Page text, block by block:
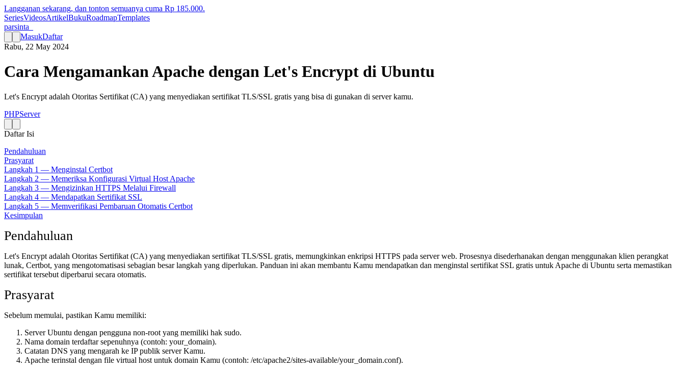
Langganan sekarang, dan tonton semuanya cuma Rp 185.000.
SeriesVideosArtikelBukuRoadmapTemplates
parsinta_
MasukDaftar
Rabu, 22 May 2024
Cara Mengamankan Apache dengan Let's Encrypt di Ubuntu
Let's Encrypt adalah Otoritas Sertifikat (CA) yang menyediakan sertifikat TLS/SSL gratis yang bisa di gunakan di server kamu.
PHPServer
Daftar Isi
Pendahuluan
Prasyarat
Langkah 1 — Menginstal Certbot
Langkah 2 — Memeriksa Konfigurasi Virtual Host Apache
Langkah 3 — Mengizinkan HTTPS Melalui Firewall
Langkah 4 — Mendapatkan Sertifikat SSL
Langkah 5 — Memverifikasi Pembaruan Otomatis Certbot
Kesimpulan
Pendahuluan
Let's Encrypt adalah Otoritas Sertifikat (CA) yang menyediakan sertifikat TLS/SSL gratis, memungkinkan enkripsi HTTPS pada server web. Prosesnya disederhanakan dengan menggunakan klien perangkat
lunak, Certbot, yang mengotomatisasi sebagian besar langkah yang diperlukan. Panduan ini akan membantu Kamu mendapatkan dan menginstal sertifikat SSL gratis untuk Apache di Ubuntu serta memastikan
sertifikat tersebut diperbarui secara otomatis.
Prasyarat
Sebelum memulai, pastikan Kamu memiliki:
Server Ubuntu dengan pengguna non-root yang memiliki hak sudo.
Nama domain terdaftar sepenuhnya (contoh: your_domain).
Catatan DNS yang mengarah ke IP publik server Kamu.
Apache terinstal dengan file virtual host untuk domain Kamu (contoh: /etc/apache2/sites-available/your_domain.conf).